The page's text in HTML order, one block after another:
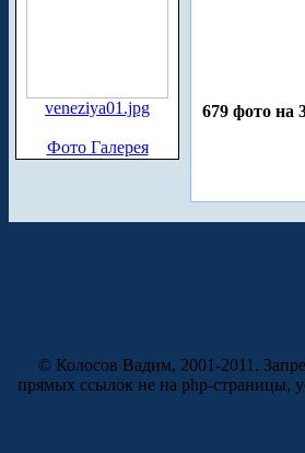
veneziya01.jpg
Фото Галерея
679 фото на
© Колосов Вадим, 2001-2011.
прямых ссылок не на php-страницы,